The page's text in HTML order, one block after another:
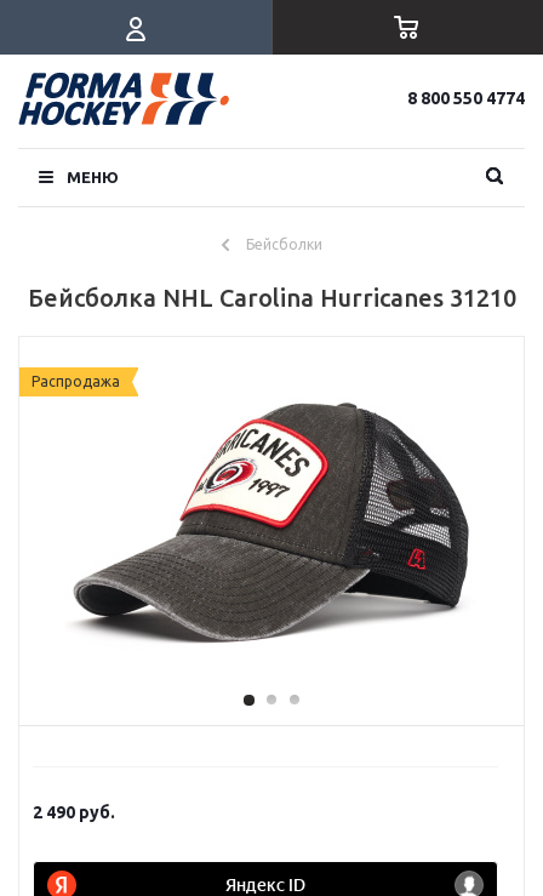
8 800 550 4774
МЕНЮ
Бейсболки
Бейсболка NHL Carolina Hurricanes 31210
Распродажа
2 490 руб.